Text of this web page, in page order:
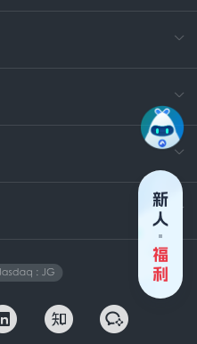
电
400-
技
安
企